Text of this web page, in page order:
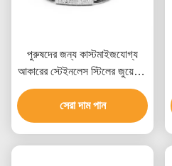
পুরুষদের জন্য কাস্টমাইজযোগ্য
আকারের স্টেইনলেস স্টিলের জুয়েলারি
সেট, একাধিক সারফেস ফিনিশ এবং
বিভিন্ন ধাতব বিকল্প সহ
সেরা দাম পান